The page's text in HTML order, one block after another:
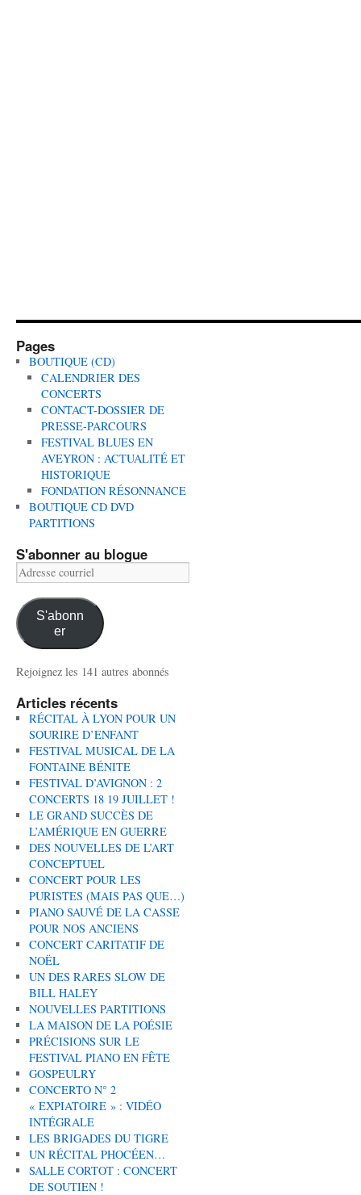
Pages
BOUTIQUE (CD)
CALENDRIER DES
CONCERTS
CONTACT-DOSSIER DE
PRESSE-PARCOURS
FESTIVAL BLUES EN
AVEYRON : ACTUALITÉ ET
HISTORIQUE
FONDATION RÉSONNANCE
BOUTIQUE CD DVD
PARTITIONS
S'abonner au blogue
Adresse
courriel
S'abonn
er
Rejoignez les 141 autres abonnés
Articles récents
RÉCITAL À LYON POUR UN
SOURIRE D’ENFANT
FESTIVAL MUSICAL DE LA
FONTAINE BÉNITE
FESTIVAL D’AVIGNON : 2
CONCERTS 18 19 JUILLET !
LE GRAND SUCCÈS DE
L’AMÉRIQUE EN GUERRE
DES NOUVELLES DE L’ART
CONCEPTUEL
CONCERT POUR LES
PURISTES (MAIS PAS QUE…)
PIANO SAUVÉ DE LA CASSE
POUR NOS ANCIENS
CONCERT CARITATIF DE
NOËL
UN DES RARES SLOW DE
BILL HALEY
NOUVELLES PARTITIONS
LA MAISON DE LA POÉSIE
PRÉCISIONS SUR LE
FESTIVAL PIANO EN FÊTE
GOSPEULRY
CONCERTO N° 2
« EXPIATOIRE » : VIDÉO
INTÉGRALE
LES BRIGADES DU TIGRE
UN RÉCITAL PHOCÉEN…
SALLE CORTOT : CONCERT
DE SOUTIEN !